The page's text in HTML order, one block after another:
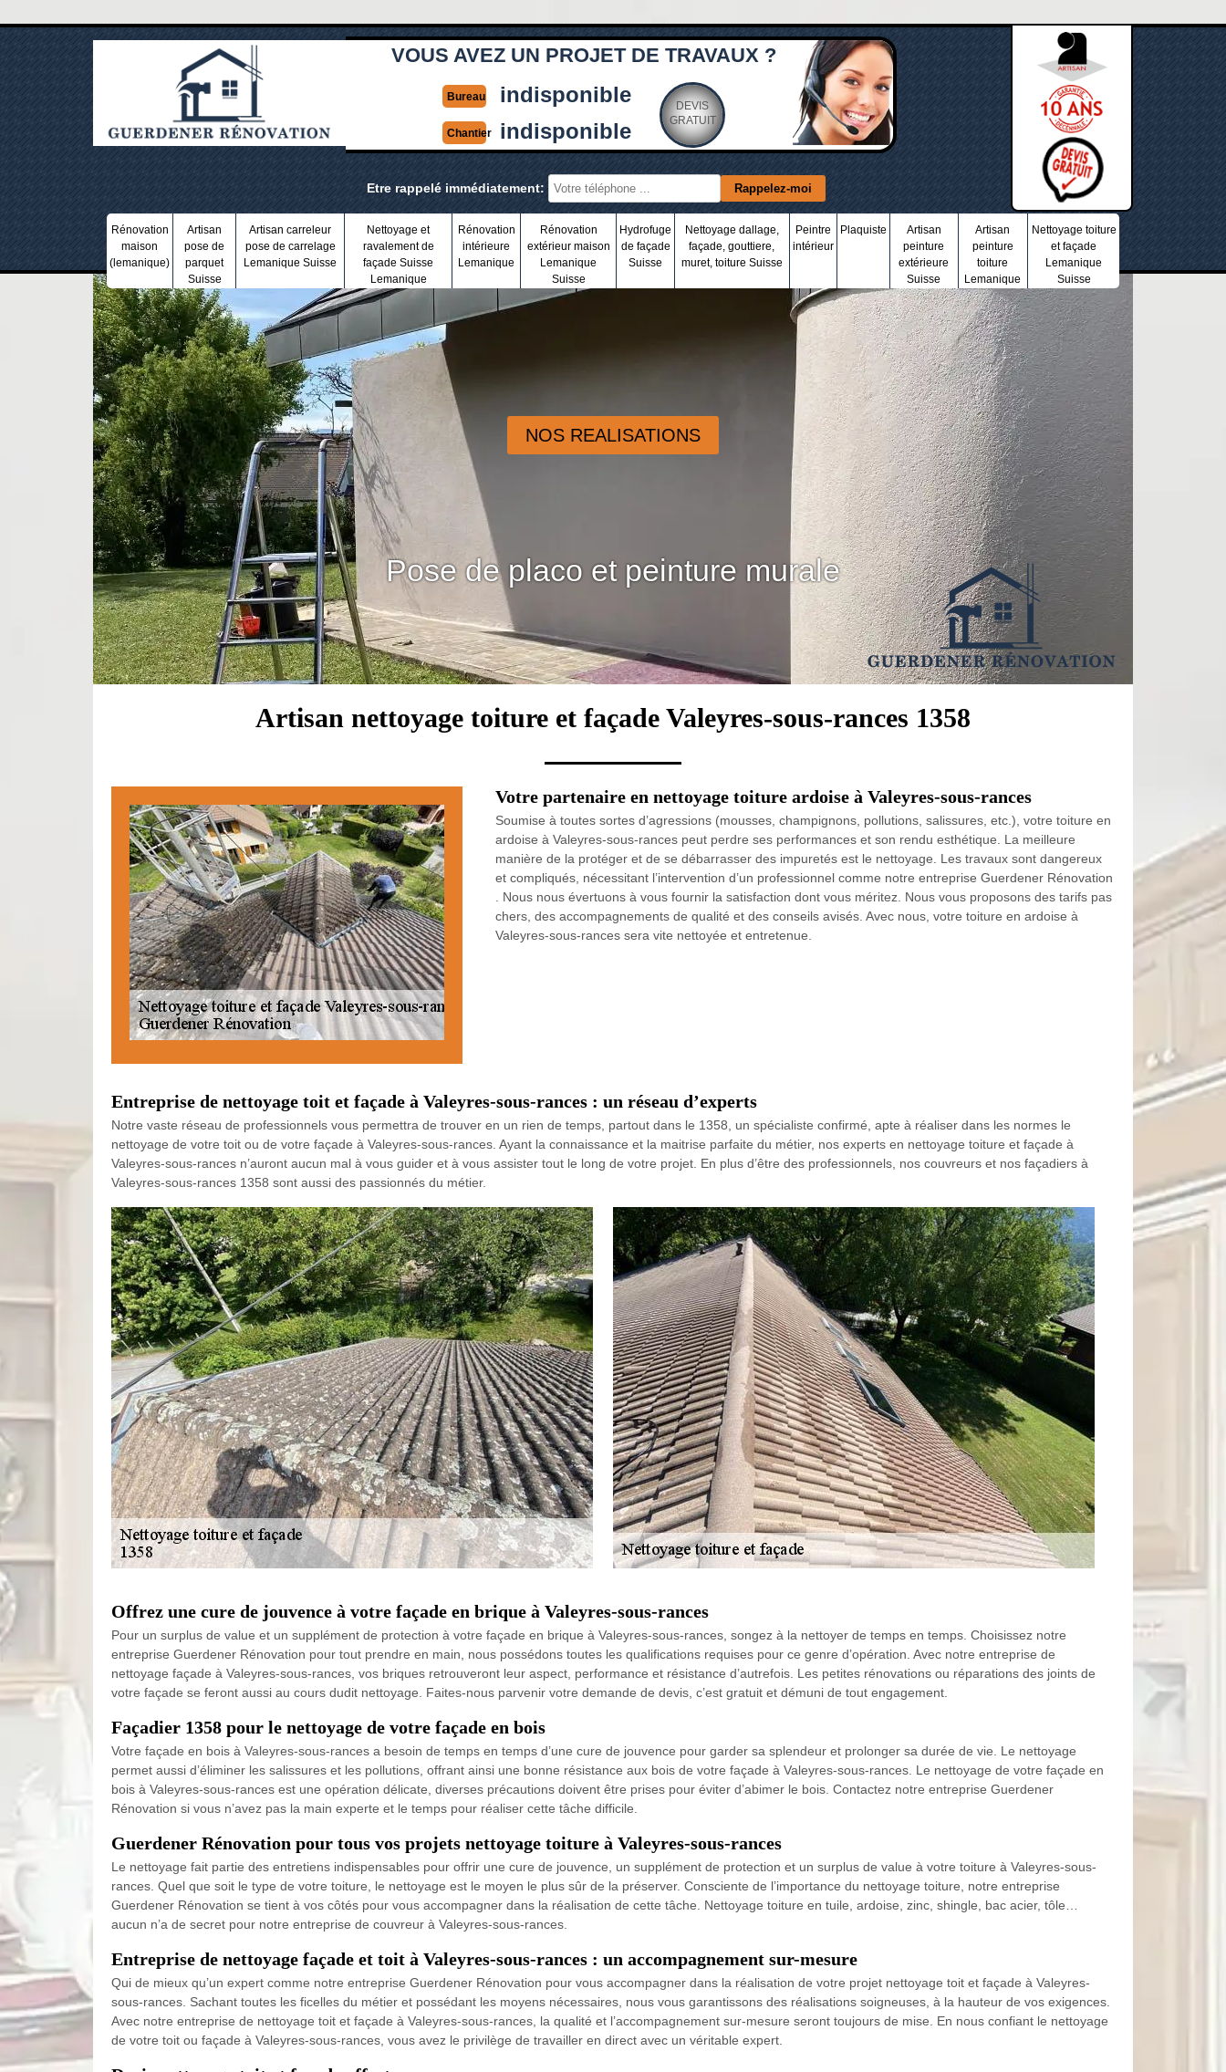
VOUS AVEZ UN PROJET DE TRAVAUX ?
Bureau indisponible
Chantier indisponible
DEVIS
GRATUIT
Etre rappelé immédiatement:
Rénovation
maison
(lemanique)
Artisan
pose de
parquet
Suisse
Artisan carreleur
pose de carrelage
Lemanique Suisse
Nettoyage et
ravalement de
façade Suisse
Lemanique
Rénovation
intérieure
Lemanique
Rénovation
extérieur maison
Lemanique
Suisse
Hydrofuge
de façade
Suisse
Nettoyage dallage,
façade, gouttiere,
muret, toiture Suisse
Peintre
intérieur
Plaquiste
Artisan
peinture
extérieure
Suisse
Artisan
peinture
toiture
Lemanique
Nettoyage toiture
et façade
Lemanique
Suisse
NOS REALISATIONS
Pose de placo et peinture murale
Artisan nettoyage toiture et façade Valeyres-sous-rances 1358
Votre partenaire en nettoyage toiture ardoise à Valeyres-sous-rances
Soumise à toutes sortes d’agressions (mousses, champignons, pollutions, salissures, etc.), votre toiture en
ardoise à Valeyres-sous-rances peut perdre ses performances et son rendu esthétique. La meilleure
manière de la protéger et de se débarrasser des impuretés est le nettoyage. Les travaux sont dangereux
et compliqués, nécessitant l’intervention d’un professionnel comme notre entreprise Guerdener Rénovation
. Nous nous évertuons à vous fournir la satisfaction dont vous méritez. Nous vous proposons des tarifs pas
chers, des accompagnements de qualité et des conseils avisés. Avec nous, votre toiture en ardoise à
Valeyres-sous-rances sera vite nettoyée et entretenue.
Entreprise de nettoyage toit et façade à Valeyres-sous-rances : un réseau d’experts
Notre vaste réseau de professionnels vous permettra de trouver en un rien de temps, partout dans le 1358, un spécialiste confirmé, apte à réaliser dans les normes le
nettoyage de votre toit ou de votre façade à Valeyres-sous-rances. Ayant la connaissance et la maitrise parfaite du métier, nos experts en nettoyage toiture et façade à
Valeyres-sous-rances n’auront aucun mal à vous guider et à vous assister tout le long de votre projet. En plus d’être des professionnels, nos couvreurs et nos façadiers à
Valeyres-sous-rances 1358 sont aussi des passionnés du métier.
Offrez une cure de jouvence à votre façade en brique à Valeyres-sous-rances
Pour un surplus de value et un supplément de protection à votre façade en brique à Valeyres-sous-rances, songez à la nettoyer de temps en temps. Choisissez notre
entreprise Guerdener Rénovation pour tout prendre en main, nous possédons toutes les qualifications requises pour ce genre d’opération. Avec notre entreprise de
nettoyage façade à Valeyres-sous-rances, vos briques retrouveront leur aspect, performance et résistance d’autrefois. Les petites rénovations ou réparations des joints de
votre façade se feront aussi au cours dudit nettoyage. Faites-nous parvenir votre demande de devis, c’est gratuit et démuni de tout engagement.
Façadier 1358 pour le nettoyage de votre façade en bois
Votre façade en bois à Valeyres-sous-rances a besoin de temps en temps d’une cure de jouvence pour garder sa splendeur et prolonger sa durée de vie. Le nettoyage
permet aussi d’éliminer les salissures et les pollutions, offrant ainsi une bonne résistance aux bois de votre façade à Valeyres-sous-rances. Le nettoyage de votre façade en
bois à Valeyres-sous-rances est une opération délicate, diverses précautions doivent être prises pour éviter d’abimer le bois. Contactez notre entreprise Guerdener
Rénovation si vous n’avez pas la main experte et le temps pour réaliser cette tâche difficile.
Guerdener Rénovation pour tous vos projets nettoyage toiture à Valeyres-sous-rances
Le nettoyage fait partie des entretiens indispensables pour offrir une cure de jouvence, un supplément de protection et un surplus de value à votre toiture à Valeyres-sous-
rances. Quel que soit le type de votre toiture, le nettoyage est le moyen le plus sûr de la préserver. Consciente de l’importance du nettoyage toiture, notre entreprise
Guerdener Rénovation se tient à vos côtés pour vous accompagner dans la réalisation de cette tâche. Nettoyage toiture en tuile, ardoise, zinc, shingle, bac acier, tôle…
aucun n’a de secret pour notre entreprise de couvreur à Valeyres-sous-rances.
Entreprise de nettoyage façade et toit à Valeyres-sous-rances : un accompagnement sur-mesure
Qui de mieux qu’un expert comme notre entreprise Guerdener Rénovation pour vous accompagner dans la réalisation de votre projet nettoyage toit et façade à Valeyres-
sous-rances. Sachant toutes les ficelles du métier et possédant les moyens nécessaires, nous vous garantissons des réalisations soigneuses, à la hauteur de vos exigences.
Avec notre entreprise de nettoyage toit et façade à Valeyres-sous-rances, la qualité et l’accompagnement sur-mesure seront toujours de mise. En nous confiant le nettoyage
de votre toit ou façade à Valeyres-sous-rances, vous avez le privilège de travailler en direct avec un véritable expert.